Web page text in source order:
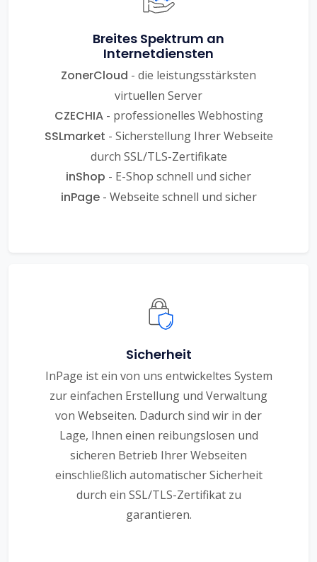
Breites Spektrum an
Internetdiensten
ZonerCloud - die leistungsstärksten
virtuellen Server
CZECHIA- professionelles Webhosting
SSLmarket - Sicherstellung Ihrer Webseite
durch SSL/TLS-Zertifikate
inShop - E-Shop schnell und sicher
inPage- Webseite schnell und sicher
Sicherheit
InPage ist ein von uns entwickeltes System
zur einfachen Erstellung und Verwaltung
von Webseiten. Dadurch sind wir in der
Lage, Ihnen einen reibungslosen und
sicheren Betrieb Ihrer Webseiten
einschließlich automatischer Sicherheit
durch ein SSL/TLS-Zertifikat zu
garantieren.